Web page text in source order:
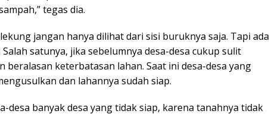
tegas dia.
jangan hanya dilihat dari sisi buruknya saja. Tapi ada
satunya, jika sebelumnya desa-desa cukup sulit
beralasan keterbatasan lahan. Saat ini desa-desa yang
dan lahannya sudah siap.
desa banyak desa yang tidak siap, karena tanahnya tidak